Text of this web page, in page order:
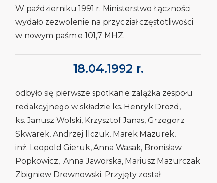
W październiku 1991 r. Ministerstwo Łączności
wydało zezwolenie na przydział częstotliwości
w nowym paśmie 101,7 MHZ.
18.04.1992 r.
odbyło się pierwsze spotkanie zalążka zespołu
redakcyjnego w składzie ks. Henryk Drozd,
ks. Janusz Wolski, Krzysztof Janas, Grzegorz
Skwarek, Andrzej llczuk, Marek Mazurek,
inż. Leopold Gieruk, Anna Wasak, Bronisław
Popkowicz, Anna Jaworska, Mariusz Mazurczak,
Zbigniew Drewnowski. Przyjęty został